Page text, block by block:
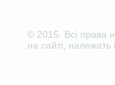
© 2015. Всі права
на сайті, належать